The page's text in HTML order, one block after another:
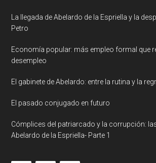
La llegada de Abelardo de la Espriella y la
Petro
Economía popular: más empleo formal que
desempleo
El gabinete de Abelardo: entre la rutina y la
El pasado conjugado en futuro
Cómplices del patriarcado y la corrupción:
Abelardo de la Espriella- Parte 1